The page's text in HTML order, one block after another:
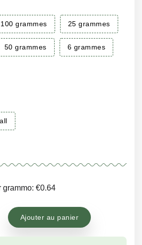
100 grammes 25 grammes
50 grammes 6 grammes
grammo: €0.64
Ajouter au panier